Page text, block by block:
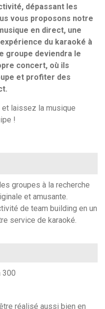
dépassant les
vous proposons notre
en direct, une
du karaoké à
groupe deviendra le
concert, où ils
et profiter des
et laissez la musique
!
groupes à la recherche
et amusante.
de team building en un
service de karaoké.
300
réalisé aussi bien en